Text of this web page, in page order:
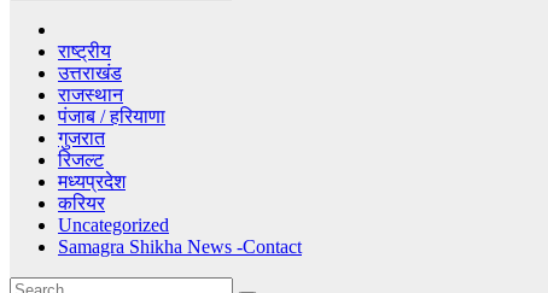
राष्ट्रीय
उत्तराखंड
राजस्थान
पंजाब / हरियाणा
गुजरात
रिजल्ट
मध्यप्रदेश
करियर
Uncategorized
Samagra Shikha News -Contact